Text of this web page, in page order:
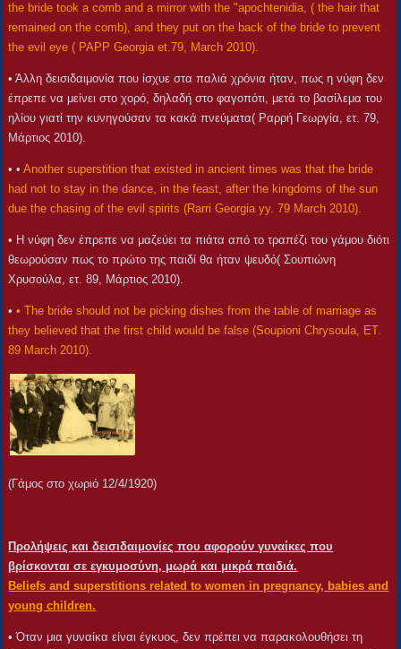
the bride took a comb and a mirror with the "apochtenidia, ( the hair that
remained on the comb), and they put on the back of the bride to prevent
the evil eye ( PAPP Georgia et.79, March 2010).
• Άλλη δεισιδαιμονία που ίσχυε στα παλιά χρόνια ήταν, πως η νύφη δεν
έπρεπε να μείνει στο χορό, δηλαδή στο φαγοπότι, μετά το βασίλεμα του
ηλίου γιατί την κυνηγούσαν τα κακά πνεύματα( Ραρρή Γεωργία, ετ. 79,
Μάρτιος 2010).
• •Another superstition that existed in ancient times was that the bride
had not to stay in the dance, in the feast, after the kingdoms of the sun
due the chasing of the evil spirits (Rarri Georgia yy. 79 March 2010).
• Η νύφη δεν έπρεπε να μαζεύει τα πιάτα από το τραπέζι του γάμου διότι
θεωρούσαν πως το πρώτο της παιδί θα ήταν ψευδό( Σουπιώνη
Χρυσούλα, ετ. 89, Μάρτιος 2010).
•• The bride should not be picking dishes from the table of marriage as
they believed that the first child would be false (Soupioni Chrysoula, ET.
89 March 2010).
(Γάμος στο χωριό 12/4/1920)
Προλήψεις και δεισιδαιμονίες που αφορούν γυναίκες που
βρίσκονται σε εγκυμοσύνη, μωρά και μικρά παιδιά.
Beliefs and superstitions related to women in pregnancy, babies and
young children.
• Όταν μια γυναίκα είναι έγκυος, δεν πρέπει να παρακολουθήσει τη